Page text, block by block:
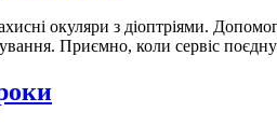
окуляри з діоптріями.
Приємно, коли сервіс